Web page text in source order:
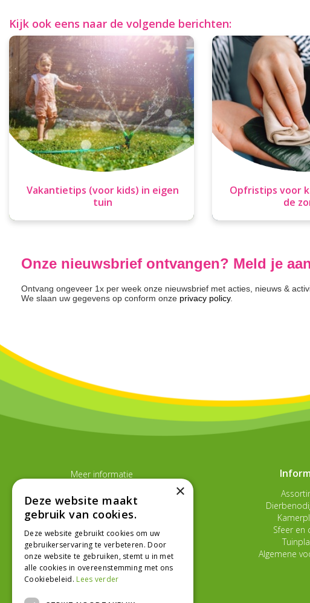
Kijk ook eens naar de volgende berichten:
Vakantietips (voor kids) in eigen
tuin
Opfristips voor
de
Onze nieuwsbrief ontvangen? Meld je
Ontvang ongeveer 1x per week onze nieuwsbrief met acties, nieuws &
We slaan uw gegevens op conform onze privacy policy.
Meer informatie
Tuinplanten kopen
Kamerplanten kopen
Kerstartikelen kopen
Sfeer en
Algemene
×
Deze website maakt
gebruik van cookies.
Deze website gebruikt cookies om uw
gebruikerservaring te verbeteren. Door
onze website te gebruiken, stemt u in met
alle cookies in overeenstemming met ons
Cookiebeleid. Lees verder